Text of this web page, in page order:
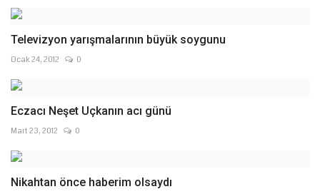
Televizyon yarışmalarının büyük soygunu
Ocak 24, 2012 0
Eczacı Neşet Uçkanın acı günü
Mart 23, 2012 0
Nikahtan önce haberim olsaydı